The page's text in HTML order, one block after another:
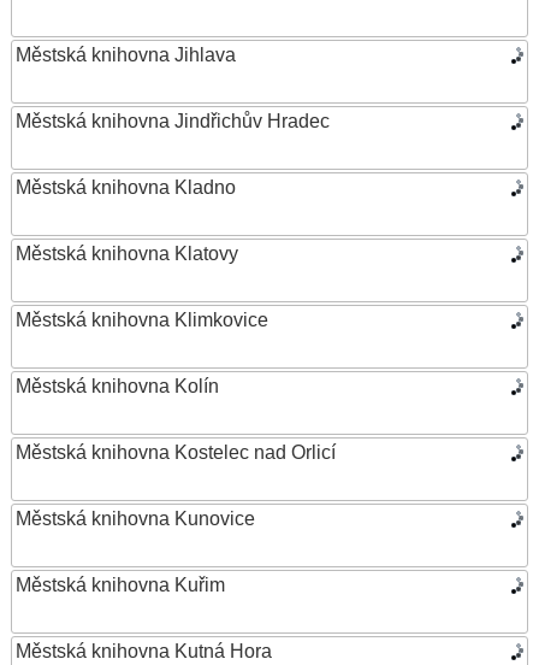
Městská knihovna Jihlava
Městská knihovna Jindřichův Hradec
Městská knihovna Kladno
Městská knihovna Klatovy
Městská knihovna Klimkovice
Městská knihovna Kolín
Městská knihovna Kostelec nad Orlicí
Městská knihovna Kunovice
Městská knihovna Kuřim
Městská knihovna Kutná Hora